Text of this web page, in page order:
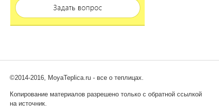
©2014-2016, MoyaTeplica.ru - все о теплицах.
Копирование материалов разрешено только с обратной ссылкой
на источник.